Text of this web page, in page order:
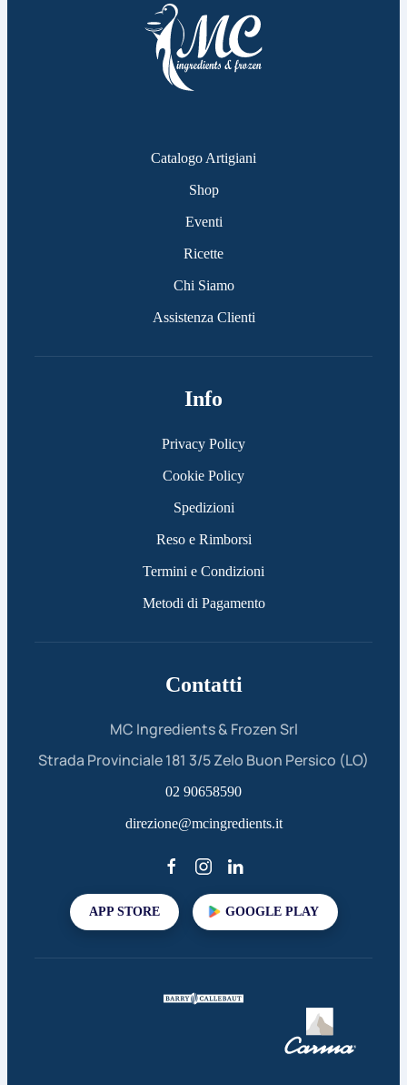
Catalogo Artigiani
Shop
Eventi
Ricette
Chi Siamo
Assistenza Clienti
Info
Privacy Policy
Cookie Policy
Spedizioni
Reso e Rimborsi
Termini e Condizioni
Metodi di Pagamento
Contatti
MC Ingredients & Frozen Srl
Strada Provinciale 181 3/5 Zelo Buon Persico (LO)
02 90658590
direzione@mcingredients.it
APP STORE GOOGLE PLAY